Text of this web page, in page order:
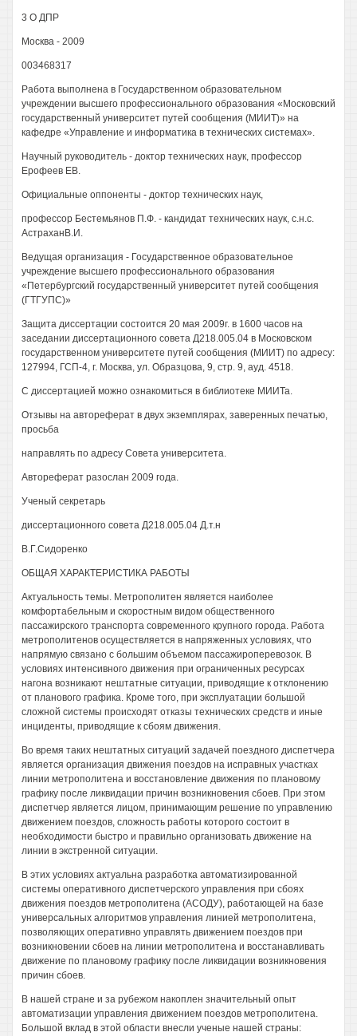
3 О ДПР
Москва - 2009
003468317
Работа выполнена в Государственном образовательном
учреждении высшего профессионального образования «Московский
государственный университет путей сообщения (МИИТ)» на
кафедре «Управление и информатика в технических системах».
Научный руководитель - доктор технических наук, профессор
Ерофеев ЕВ.
Официальные оппоненты - доктор технических наук,
профессор Бестемьянов П.Ф. - кандидат технических наук, с.н.с.
АстраханВ.И.
Ведущая организация - Государственное образовательное
учреждение высшего профессионального образования
«Петербургский государственный университет путей сообщения
(ГТГУПС)»
Защита диссертации состоится 20 мая 2009г. в 1600 часов на
заседании диссертационного совета Д218.005.04 в Московском
государственном университете путей сообщения (МИИТ) по адресу:
127994, ГСП-4, г. Москва, ул. Образцова, 9, стр. 9, ауд. 4518.
С диссертацией можно ознакомиться в библиотеке МИИТа.
Отзывы на автореферат в двух экземплярах, заверенных печатью,
просьба
направлять по адресу Совета университета.
Автореферат разослан 2009 года.
Ученый секретарь
диссертационного совета Д218.005.04 Д.т.н
В.Г.Сидоренко
ОБЩАЯ ХАРАКТЕРИСТИКА РАБОТЫ
Актуальность темы. Метрополитен является наиболее
комфортабельным и скоростным видом общественного
пассажирского транспорта современного крупного города. Работа
метрополитенов осуществляется в напряженных условиях, что
напрямую связано с большим объемом пассажироперевозок. В
условиях интенсивного движения при ограниченных ресурсах
нагона возникают нештатные ситуации, приводящие к отклонению
от планового графика. Кроме того, при эксплуатации большой
сложной системы происходят отказы технических средств и иные
инциденты, приводящие к сбоям движения.
Во время таких нештатных ситуаций задачей поездного диспетчера
является организация движения поездов на исправных участках
линии метрополитена и восстановление движения по плановому
графику после ликвидации причин возникновения сбоев. При этом
диспетчер является лицом, принимающим решение по управлению
движением поездов, сложность работы которого состоит в
необходимости быстро и правильно организовать движение на
линии в экстренной ситуации.
В этих условиях актуальна разработка автоматизированной
системы оперативного диспетчерского управления при сбоях
движения поездов метрополитена (АСОДУ), работающей на базе
универсальных алгоритмов управления линией метрополитена,
позволяющих оперативно управлять движением поездов при
возникновении сбоев на линии метрополитена и восстанавливать
движение по плановому графику после ликвидации возникновения
причин сбоев.
В нашей стране и за рубежом накоплен значительный опыт
автоматизации управления движением поездов метрополитена.
Большой вклад в этой области внесли ученые нашей страны: